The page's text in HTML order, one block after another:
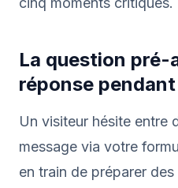
La question pré-
réponse
Un visiteur hésite entre
message via votre
en train de préparer